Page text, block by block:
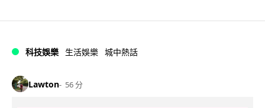
科技娛樂 生活娛樂 城中熱話
Lawton 56 分